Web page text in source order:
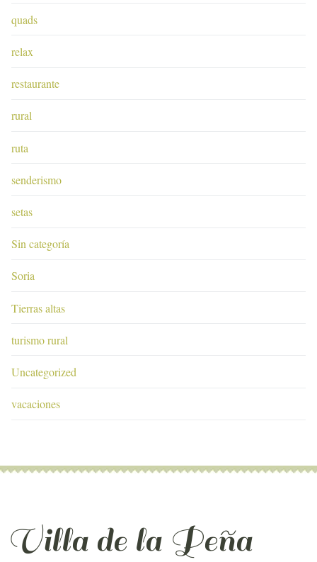
quads
relax
restaurante
rural
ruta
senderismo
setas
Sin categoría
Soria
Tierras altas
turismo rural
Uncategorized
vacaciones
Villa de la Peña